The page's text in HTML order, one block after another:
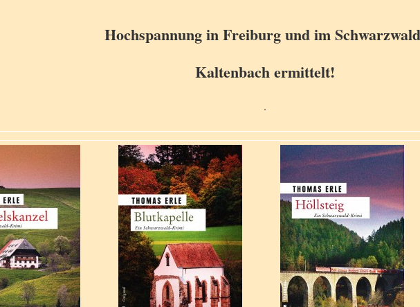
Hochspannung in Freiburg und im
Kaltenbach ermittelt!
.